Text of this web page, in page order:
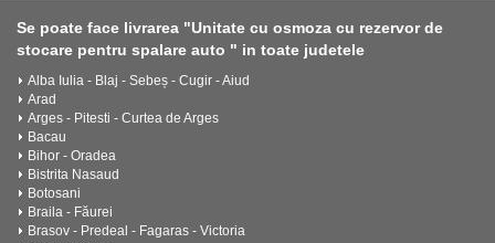
Se poate face livrarea "Unitate cu osmoza cu rezervor de
stocare pentru spalare auto " in toate judetele
Alba Iulia - Blaj - Sebeș - Cugir - Aiud
Arad
Arges - Pitesti - Curtea de Arges
Bacau
Bihor - Oradea
Bistrita Nasaud
Botosani
Braila - Făurei
Brasov - Predeal - Fagaras - Victoria